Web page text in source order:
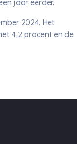
jaar eerder.
2024. Het
4,2 procent en de